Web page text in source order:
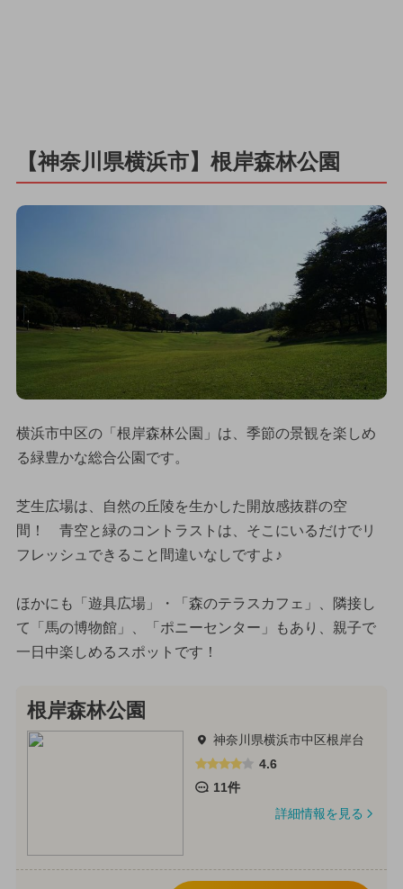
【神奈川県横浜市】根岸森林公園
横浜市中区の「根岸森林公園」は、季節の景観を楽しめ
る緑豊かな総合公園です。
芝生広場は、自然の丘陵を生かした開放感抜群の空
間！ 青空と緑のコントラストは、そこにいるだけでリ
フレッシュできること間違いなしですよ♪
ほかにも「遊具広場」・「森のテラスカフェ」、隣接し
て「馬の博物館」、「ポニーセンター」もあり、親子で
一日中楽しめるスポットです！
根岸森林公園
神奈川県横浜市中区根岸台
4.6
11件
詳細情報を見る